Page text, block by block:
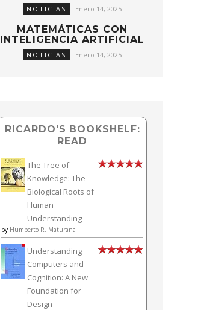
NOTICIAS Enero 14, 2025
MATEMÁTICAS CON
INTELIGENCIA ARTIFICIAL
NOTICIAS Enero 14, 2025
RICARDO'S BOOKSHELF:
READ
The Tree of
Knowledge: The
Biological Roots of
Human
Understanding
by Humberto R. Maturana
Understanding
Computers and
Cognition: A New
Foundation for
Design